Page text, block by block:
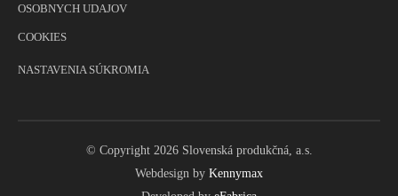
OSOBNYCH UDAJOV
COOKIES
NASTAVENIA SÚKROMIA
© Copyright 2026 Slovenská produkčná, a.s.
Webdesign by Kennymax